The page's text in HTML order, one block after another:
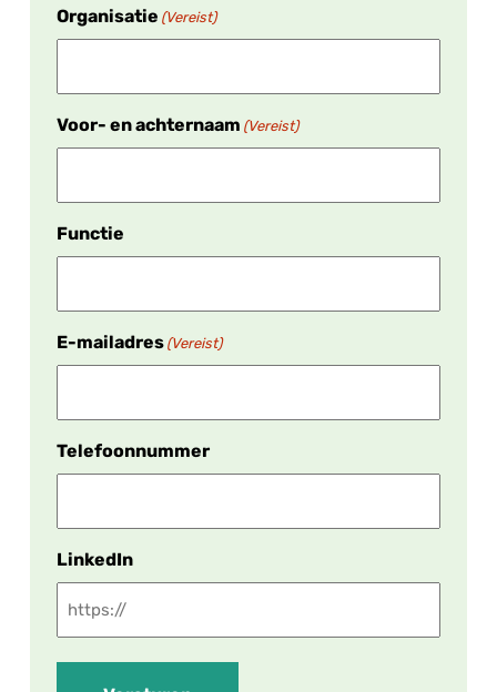
Organisatie (Vereist)
Voor- en achternaam (Vereist)
Functie
E-mailadres (Vereist)
Telefoonnummer
LinkedIn